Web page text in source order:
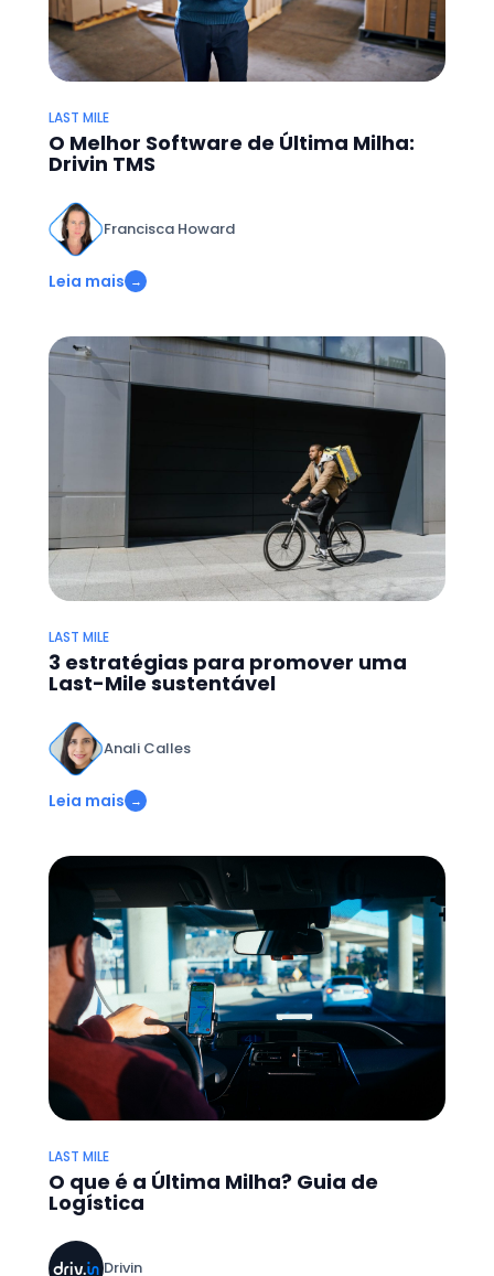
LAST MILE
O Melhor Software de Última Milha:
Drivin TMS
Francisca Howard
Leia mais →
LAST MILE
3 estratégias para promover uma
Last-Mile sustentável
Anali Calles
Leia mais →
LAST MILE
O que é a Última Milha? Guia de
Logística
Drivin